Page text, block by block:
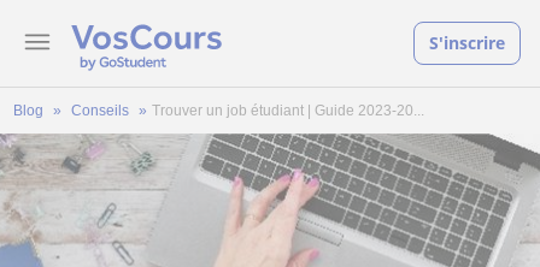
S'inscrire
Blog Conseils Trouver un job étudiant | Guide 2023-20...